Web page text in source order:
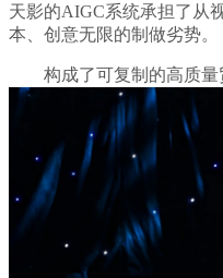
天影的AIGC系统承担了从
本、创意无限的制做劣势。
构成了可复制的高质量